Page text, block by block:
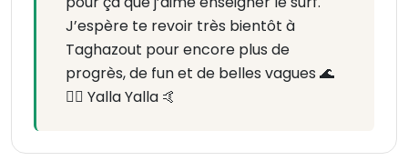
J’espère te revoir très bientôt à
Taghazout pour encore plus de
progrès, de fun et de belles vagues 🌊
🏄‍♂️ Yalla Yalla 🤙